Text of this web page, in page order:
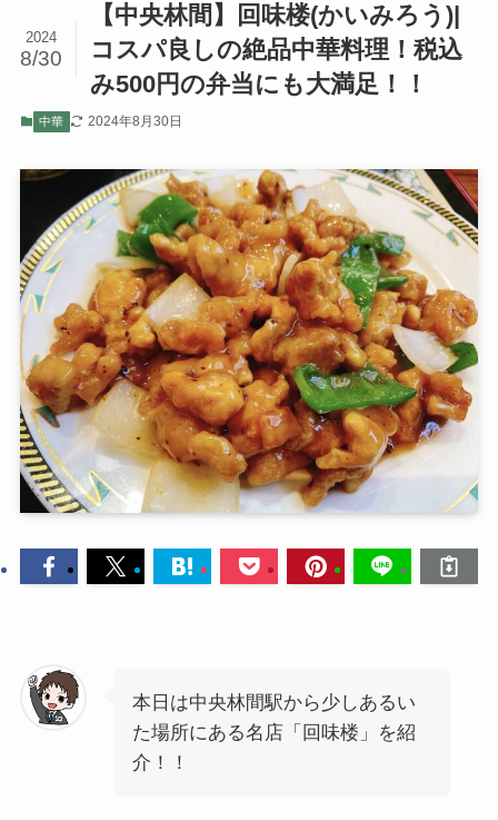
【中央林間】回味楼(かいみろう)|
コスパ良しの絶品中華料理！税込
み500円の弁当にも大満足！！
2024
8/30
中華 2024年8月30日
本日は中央林間駅から少しあるい
た場所にある名店「回味楼」を紹
介！！